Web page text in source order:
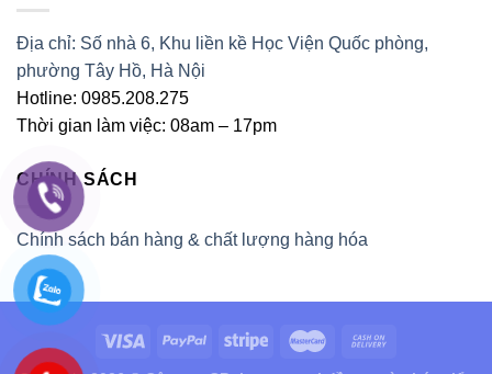
Địa chỉ: Số nhà 6, Khu liền kề Học Viện Quốc phòng,
phường Tây Hồ, Hà Nội
Hotline: 0985.208.275
Thời gian làm việc: 08am – 17pm
CHÍNH SÁCH
Chính sách bán hàng & chất lượng hàng hóa